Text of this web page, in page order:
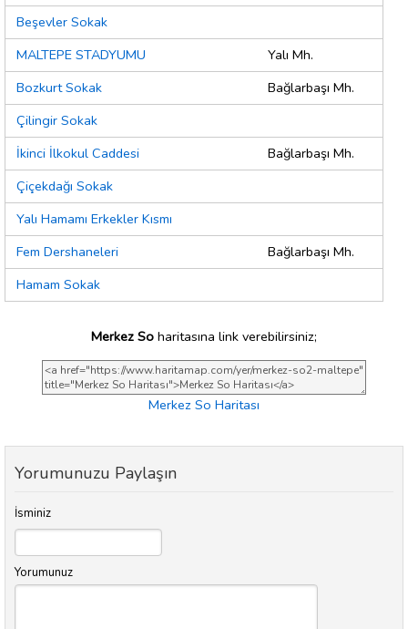
Beşevler Sokak
MALTEPE STADYUMU
Yalı Mh.
Bozkurt Sokak
Bağlarbaşı Mh.
Çilingir Sokak
İkinci İlkokul Caddesi
Bağlarbaşı Mh.
Çiçekdağı Sokak
Yalı Hamamı Erkekler Kısmı
Fem Dershaneleri
Bağlarbaşı Mh.
Hamam Sokak
Merkez So haritasına link verebilirsiniz;
Merkez So Haritası
Yorumunuzu Paylaşın
İsminiz
Yorumunuz